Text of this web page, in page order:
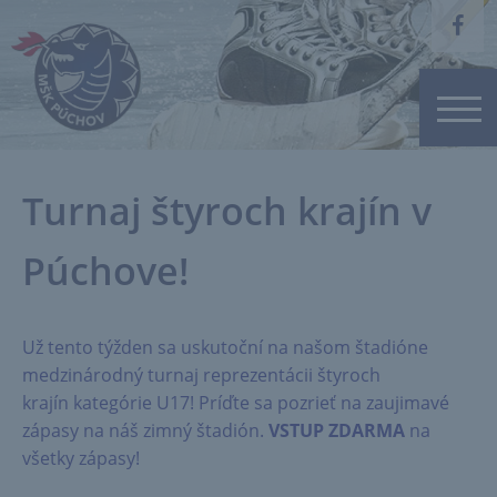
Turnaj štyroch krajín v
Púchove!
Už tento týžden sa uskutoční na našom štadióne
medzinárodný turnaj reprezentácii štyroch
krajín kategórie U17! Príďte sa pozrieť na zaujimavé
zápasy na náš zimný štadión. VSTUP ZDARMA na
všetky zápasy!